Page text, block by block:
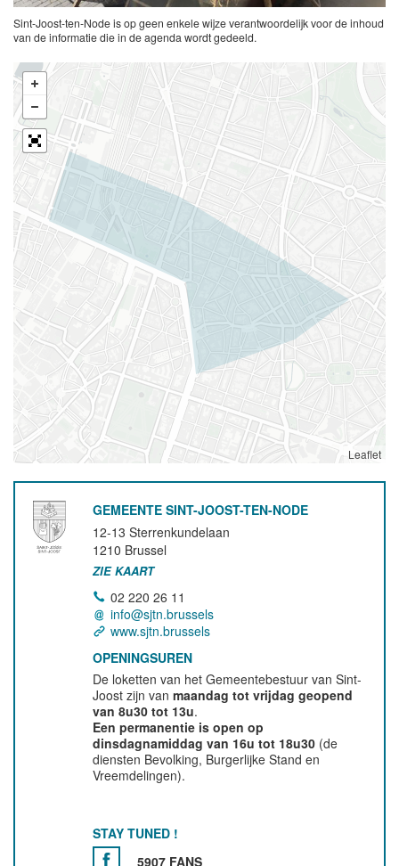
Sint-Joost-ten-Node is op geen enkele wijze verantwoordelijk voor de inhoud
van de informatie die in de agenda wordt gedeeld.
Leaflet
GEMEENTE SINT-JOOST-TEN-NODE
12-13 Sterrenkundelaan
1210 Brussel
ZIE KAART
02 220 26 11
info@sjtn.brussels
www.sjtn.brussels
OPENINGSUREN
De loketten van het Gemeentebestuur van Sint-
Joost zijn vanmaandag tot vrijdag geopend
van 8u30 tot 13u.
Een permanentie is open op
dinsdagnamiddag van 16u tot 18u30 (de
diensten Bevolking, Burgerlijke Stand en
Vreemdelingen).
STAY TUNED !
5907 FANS